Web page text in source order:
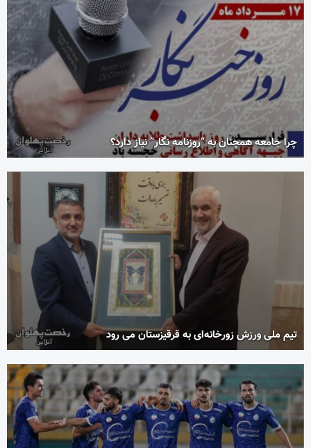
چرا جامعه همچنان به “روزنامه نگار” نیاز دارد؟
تیم ملی ورزش زورخانه‌ای به قرقیزستان می رود